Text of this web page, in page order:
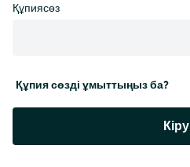
Құпиясөз
Құпия сөзді ұмыттыңыз ба?
Кіру